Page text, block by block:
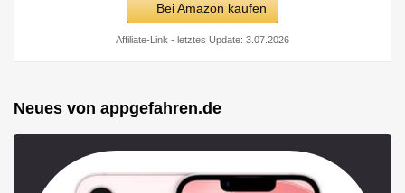
Bei Amazon kaufen
Affiliate-Link - letztes Update: 3.07.2026
Neues von appgefahren.de